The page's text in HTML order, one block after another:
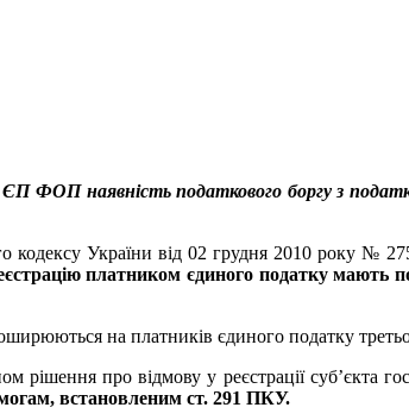
ФОП наявність податкового боргу з
кодексу України від 02 грудня 2010 року №
платником єдиного податку мають
на платників єдиного податку
рішення про відмову у реєстрації
встановленим ст. 291 ПКУ.